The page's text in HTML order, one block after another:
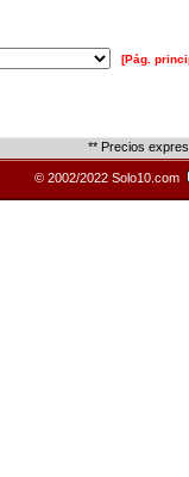
[Pág.
** Precios
© 2002/2022 Solo10.com